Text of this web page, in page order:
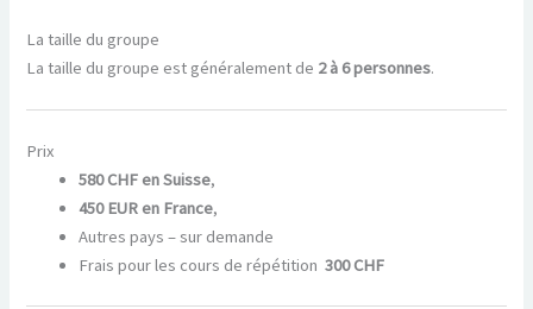
La taille du groupe
La taille du groupe est généralement de 2 à 6 personnes.
Prix
580 CHF en Suisse,
450 EUR en France,
Autres pays – sur demande
Frais pour les cours de répétition 300 CHF